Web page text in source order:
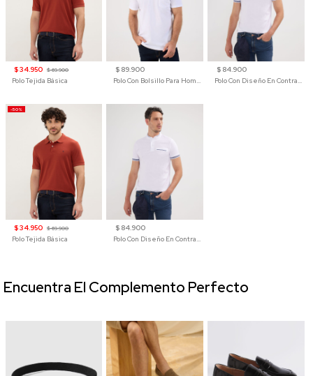
$ 34.950 $ 69.900
Polo Tejida Básica
$ 89.900
Polo Con Bolsillo Para Hombre
$ 84.900
Polo Con Diseño En Contraste
-50%
$ 34.950 $ 69.900
Polo Tejida Básica
$ 84.900
Polo Con Diseño En Contraste
Encuentra El Complemento Perfecto